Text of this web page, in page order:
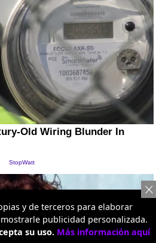
y de terceros para elaborar
publicidad personalizada.
su uso. Más información aquí